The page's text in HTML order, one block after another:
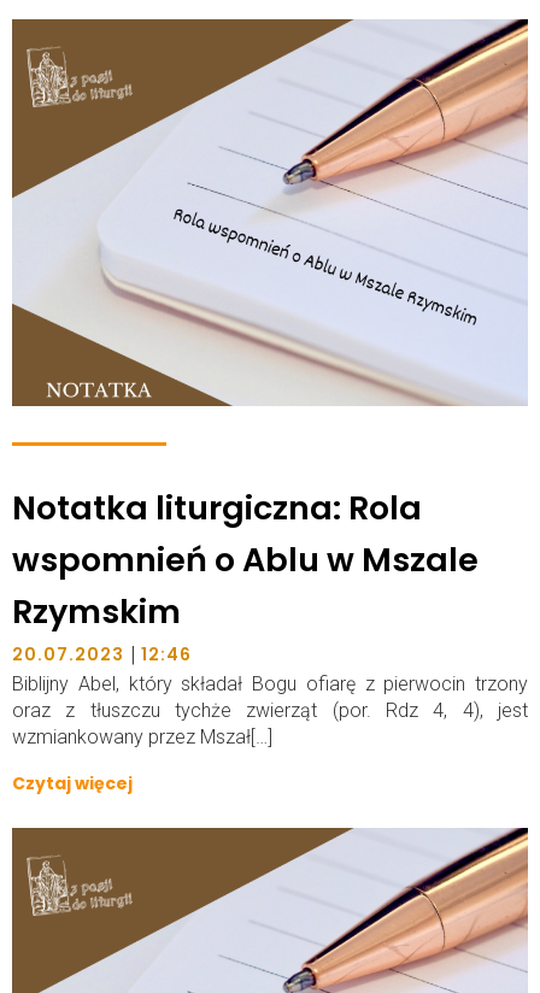
Notatka liturgiczna: Rola
wspomnień o Ablu w Mszale
Rzymskim
20.07.2023 | 12:46
Biblijny Abel, który składał Bogu ofiarę z pierwocin trzony
oraz z tłuszczu tychże zwierząt (por. Rdz 4, 4), jest
wzmiankowany przez Mszał[…]
Czytaj więcej